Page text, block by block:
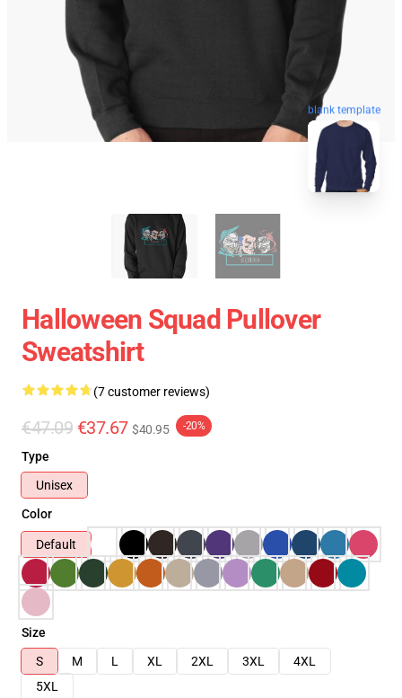
blank template
Halloween Squad Pullover
Sweatshirt
(7 customer reviews)
€47.09 €37.67 $40.95 -20%
Type
Unisex
Color
Default
Size
S
M L XL 2XL 3XL
4XL
5XL